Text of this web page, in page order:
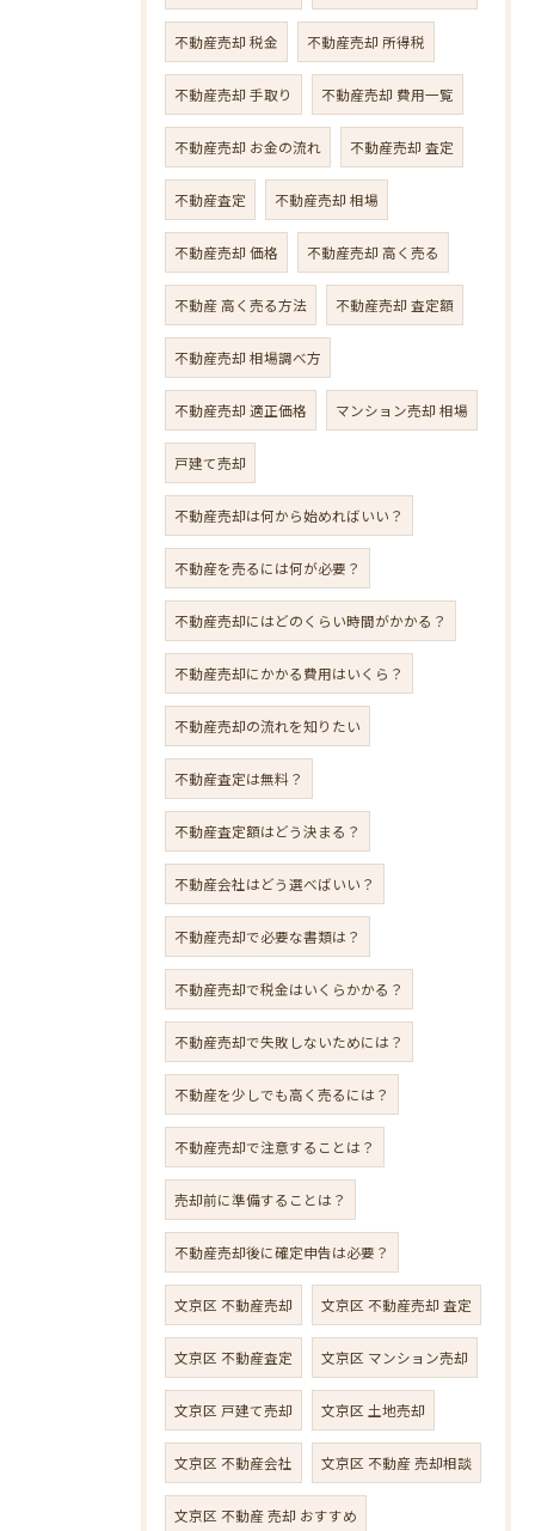
不動産売却 税金 不動産売却 所得税
不動産売却 手取り 不動産売却 費用一覧
不動産売却 お金の流れ 不動産売却 査定
不動産査定 不動産売却 相場
不動産売却 価格 不動産売却 高く売る
不動産 高く売る方法 不動産売却 査定額
不動産売却 相場調べ方
不動産売却 適正価格 マンション売却 相場
戸建て売却
不動産売却は何から始めればいい？
不動産を売るには何が必要？
不動産売却にはどのくらい時間がかかる？
不動産売却にかかる費用はいくら？
不動産売却の流れを知りたい
不動産査定は無料？
不動産査定額はどう決まる？
不動産会社はどう選べばいい？
不動産売却で必要な書類は？
不動産売却で税金はいくらかかる？
不動産売却で失敗しないためには？
不動産を少しでも高く売るには？
不動産売却で注意することは？
売却前に準備することは？
不動産売却後に確定申告は必要？
文京区 不動産売却 文京区 不動産売却 査定
文京区 不動産査定 文京区 マンション売却
文京区 戸建て売却 文京区 土地売却
文京区 不動産会社 文京区 不動産 売却相談
文京区 不動産 売却 おすすめ